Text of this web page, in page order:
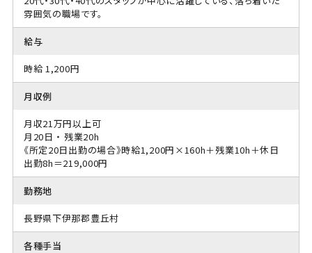
雰囲気の職場です。
給与
時給 1,200円
月収例
月収21万円以上可
月20日 ・ 残業20h
《所定20日出勤の場合》時給1,200円×160h＋残業10h＋休日
出勤8h＝219,000円
勤務地
長野県下伊那郡豊丘村
各種手当